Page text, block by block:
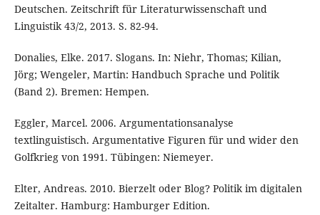
Deutschen. Zeitschrift für Literaturwissenschaft und
Linguistik 43/2, 2013. S. 82-94.
Donalies, Elke. 2017. Slogans. In: Niehr, Thomas; Kilian,
Jörg; Wengeler, Martin: Handbuch Sprache und Politik
(Band 2). Bremen: Hempen.
Eggler, Marcel. 2006. Argumentationsanalyse
textlinguistisch. Argumentative Figuren für und wider den
Golfkrieg von 1991. Tübingen: Niemeyer.
Elter, Andreas. 2010. Bierzelt oder Blog? Politik im digitalen
Zeitalter. Hamburg: Hamburger Edition.